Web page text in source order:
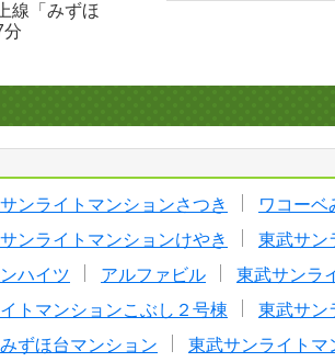
線「みずほ
分
ンライトマンションさつき
ワコーベ
ンライトマンションけやき
東武サン
ハイツ アルファビル
東武サンラ
トマンションこぶし２号棟
東武サン
ずほ台マンション
東武サンライトマ